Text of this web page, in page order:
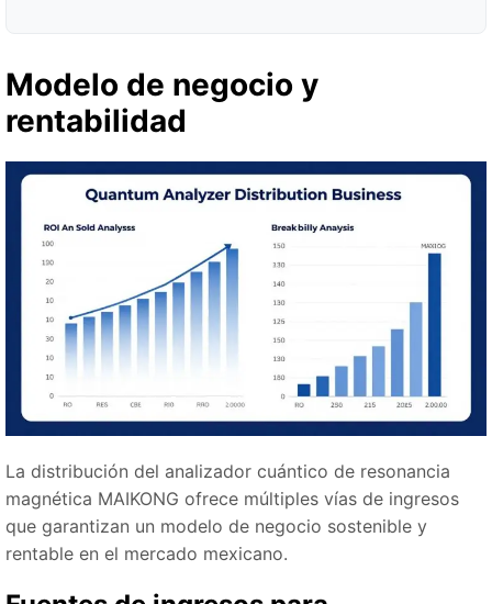
Modelo de negocio y
rentabilidad
La distribución del analizador cuántico de resonancia
magnética MAIKONG ofrece múltiples vías de ingresos
que garantizan un modelo de negocio sostenible y
rentable en el mercado mexicano.